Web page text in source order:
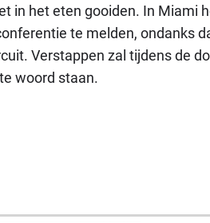
in het eten gooiden. In Miami
te melden, ondanks
Verstappen zal tijdens de
woord staan.